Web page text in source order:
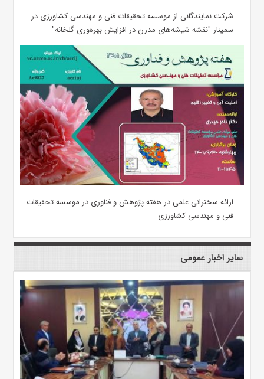
شرکت نمایندگانی از موسسه تحقیقات فنی و مهندسی کشاورزی در
سمینار "نقشه شیشه‌های مدرن در افزایش بهره‌وری گلخانه"
ارائه سخنرانی علمی در هفته پژوهش و فناوری در موسسه تحقیقات
فنی و مهندسی کشاورزی
سایر اخبار عمومی